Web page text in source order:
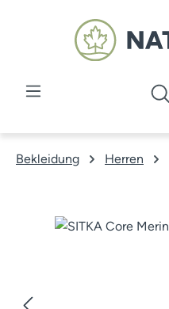
Zum Hauptinhalt springen
Bekleidung Herren
Bildergalerie überspringen